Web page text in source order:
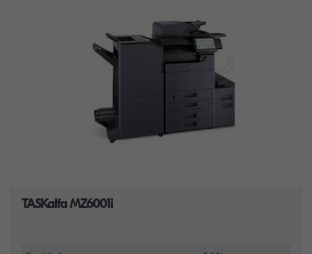
TASKalfa MZ6001i